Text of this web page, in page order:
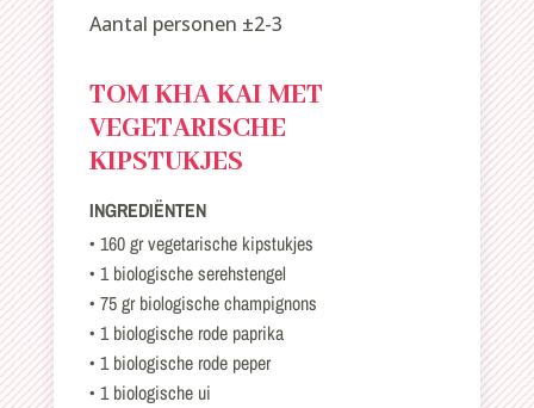
Aantal personen ±2-3
TOM KHA KAI MET
VEGETARISCHE
KIPSTUKJES
INGREDIËNTEN
• 160 gr vegetarische kipstukjes
• 1 biologische serehstengel
• 75 gr biologische champignons
• 1 biologische rode paprika
• 1 biologische rode peper
• 1 biologische ui